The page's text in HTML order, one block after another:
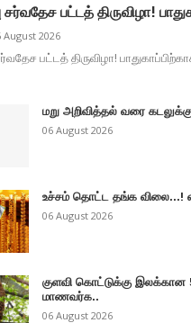
பட்டத் திருவிழா!
August 2026
பட்டத் திருவிழா!
மறு அறிவித்தல் வரை
06 August 2026
உச்சம் தொட்ட தங்க விலை...!
06 August 2026
குளவி கொட்டுக்கு இலக்கான
மாணவர்க..
06 August 2026